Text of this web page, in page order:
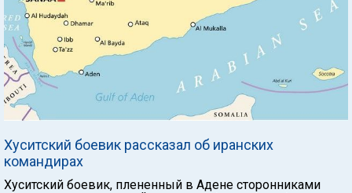
Хуситский боевик рассказал об иранских
командирах
Хуситский боевик, плененный в Адене сторонниками